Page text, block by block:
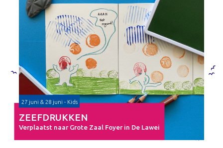
27 juni & 28 juni - Kids
ZEEFDRUKKEN
Verplaatst naar Grote Zaal Foyer in De Lawei